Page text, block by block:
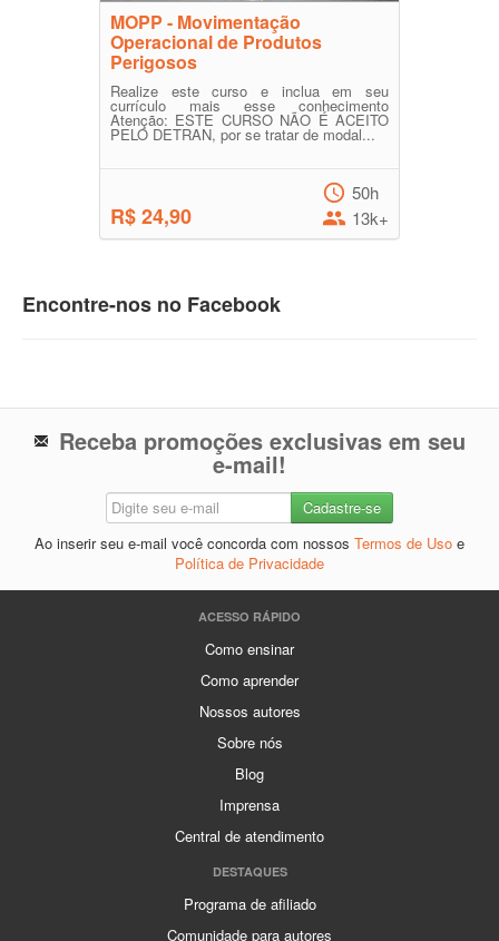
MOPP - Movimentação
Operacional de Produtos
Perigosos
Realize este curso e inclua em seu
currículo mais esse conhecimento
Atenção: ESTE CURSO NÃO É ACEITO
PELO DETRAN, por se tratar de modal...
R$ 24,90
50h
13k+
Encontre-nos no Facebook
Receba promoções exclusivas em seu
e-mail!
Ao inserir seu e-mail você concorda com nossos Termos de Uso e
Política de Privacidade
ACESSO RÁPIDO
Como ensinar
Como aprender
Nossos autores
Sobre nós
Blog
Imprensa
Central de atendimento
DESTAQUES
Programa de afiliado
Comunidade para autores